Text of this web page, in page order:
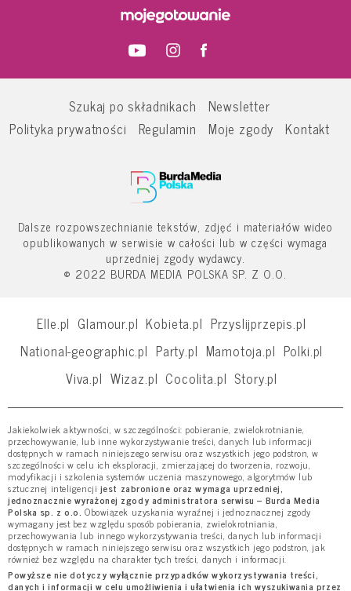
Szukaj po składnikach
Newsletter
Polityka prywatności
Regulamin Moje zgody Kontakt
Dalsze rozpowszechnianie tekstów, zdjęć i materiałów wideo
opublikowanych w serwisie w całości lub w części wymaga
uprzedniej zgody wydawcy.
© 2022 BURDA MEDIA POLSKA SP. Z O.O.
Elle.pl Glamour.pl Kobieta.pl Przyslijprzepis.pl
National-geographic.pl Party.pl Mamotoja.pl Polki.pl
Viva.pl Wizaz.pl Cocolita.pl Story.pl
Jakiekolwiek aktywności, w szczególności: pobieranie, zwielokrotnianie,
przechowywanie, lub inne wykorzystywanie treści, danych lub informacji
dostępnych w ramach niniejszego serwisu oraz wszystkich jego podstron, w
szczególności w celu ich eksploracji, zmierzającej do tworzenia, rozwoju,
modyfikacji i szkolenia systemów uczenia maszynowego, algorytmów lub
sztucznej inteligencji jest zabronione oraz wymaga uprzedniej,
jednoznacznie wyrażonej zgody administratora serwisu – Burda Media
Polska sp. z o.o. Obowiązek uzyskania wyraźnej i jednoznacznej zgody
wymagany jest bez względu sposób pobierania, zwielokrotniania,
przechowywania lub innego wykorzystywania treści, danych lub informacji
dostępnych w ramach niniejszego serwisu oraz wszystkich jego podstron, jak
również bez względu na charakter tych treści, danych i informacji.
Powyższe nie dotyczy wyłącznie przypadków wykorzystywania treści,
danych i informacji w celu umożliwienia i ułatwienia ich wyszukiwania przez